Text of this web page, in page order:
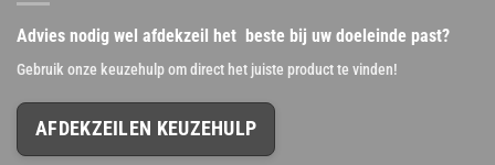
Advies nodig wel afdekzeil het beste bij uw doeleinde past?
Gebruik onze keuzehulp om direct het juiste product te vinden!
AFDEKZEILEN KEUZEHULP